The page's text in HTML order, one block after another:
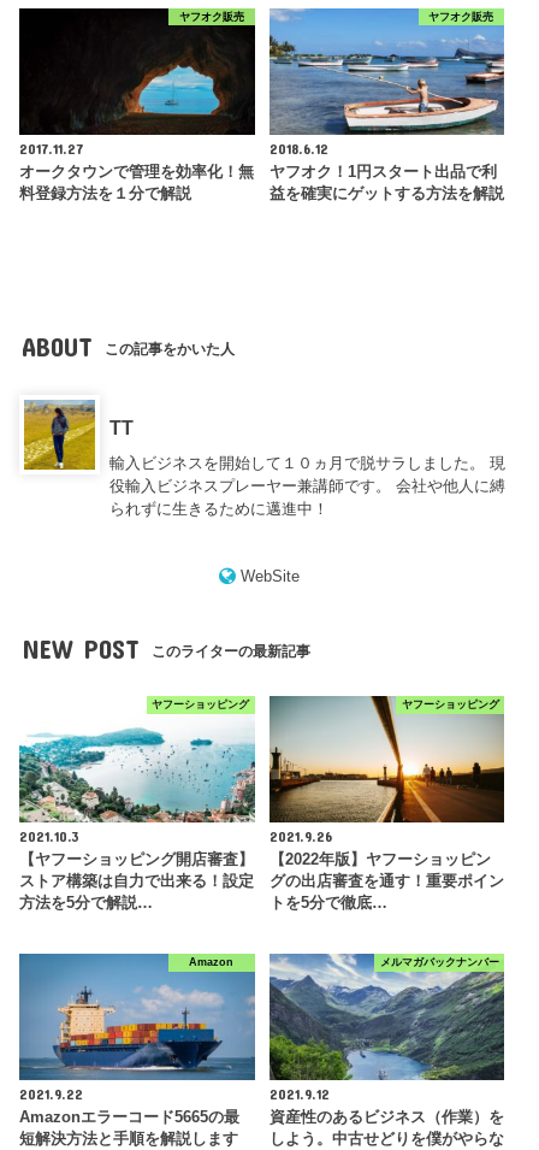
ヤフオク販売
2017.11.27
オークタウンで管理を効率化！無
料登録方法を１分で解説
ヤフオク販売
2018.6.12
ヤフオク！1円スタート出品で利
益を確実にゲットする方法を解説
ABOUT この記事をかいた人
TT
輸入ビジネスを開始して１０ヵ月で脱サラしました。 現
役輸入ビジネスプレーヤー兼講師です。 会社や他人に縛
られずに生きるために邁進中！
WebSite
NEW POST このライターの最新記事
ヤフーショッピング
2021.10.3
【ヤフーショッピング開店審査】
ストア構築は自力で出来る！設定
方法を5分で解説…
ヤフーショッピング
2021.9.26
【2022年版】ヤフーショッピン
グの出店審査を通す！重要ポイン
トを5分で徹底…
Amazon
2021.9.22
Amazonエラーコード5665の最
短解決方法と手順を解説します
メルマガバックナンバー
2021.9.12
資産性のあるビジネス（作業）を
しよう。中古せどりを僕がやらな